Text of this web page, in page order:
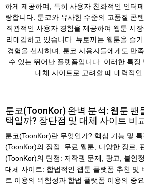
하게 제공하며, 특히 사용자 친화적인 인터
랑합니다. 툰코와 유사한 수준의 고품질 콘
직관적인 사용자 경험을 제공하여 웹툰 시
리매김하고 있습니다. 뉴토끼는 웹툰을 즐
경험을 선사하며, 툰코 사용자들에게도 만
수 있는 뛰어난 플랫폼입니다. 이러한 특징
대체 사이트로 고려할 때 매력적인
툰코(ToonKor) 완벽 분석: 웹툰 팬
택일까? 장단점 및 대체 사이트 비
툰코(ToonKor)란 무엇인가? 핵심 기능 및
(ToonKor)의 장점: 무료 웹툰, 다양한 장르,
(ToonKor)의 단점: 저작권 문제, 광고, 불안
대체 사이트: 합법적인 웹툰 플랫폼 추천 및
트 이용의 위험성과 합법 플랫폼 이용의 중